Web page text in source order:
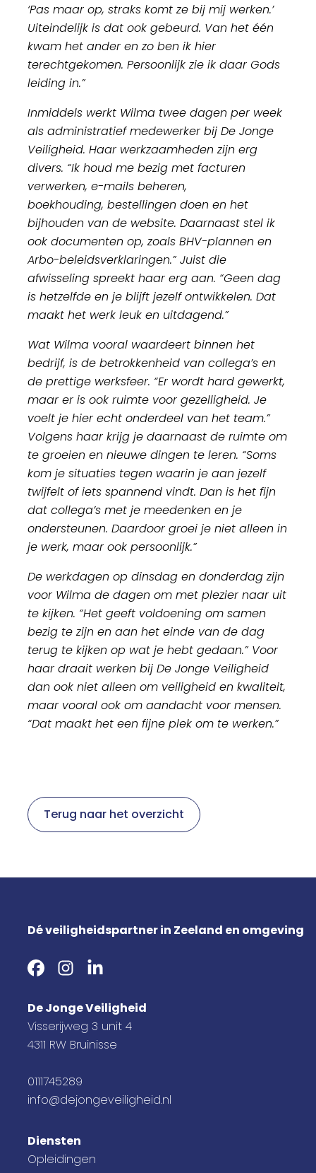
‘Pas maar op, straks komt ze bij mij werken.’
Uiteindelijk is dat ook gebeurd. Van het één
kwam het ander en zo ben ik hier
terechtgekomen. Persoonlijk zie ik daar Gods
leiding in.”
Inmiddels werkt Wilma twee dagen per week
als administratief medewerker bij De Jonge
Veiligheid. Haar werkzaamheden zijn erg
divers. “Ik houd me bezig met facturen
verwerken, e-mails beheren,
boekhouding, bestellingen doen en het
bijhouden van de website. Daarnaast stel ik
ook documenten op, zoals BHV-plannen en
Arbo-beleidsverklaringen.” Juist die
afwisseling spreekt haar erg aan. “Geen dag
is hetzelfde en je blijft jezelf ontwikkelen. Dat
maakt het werk leuk en uitdagend.”
Wat Wilma vooral waardeert binnen het
bedrijf, is de betrokkenheid van collega’s en
de prettige werksfeer. “Er wordt hard gewerkt,
maar er is ook ruimte voor gezelligheid. Je
voelt je hier echt onderdeel van het team.”
Volgens haar krijg je daarnaast de ruimte om
te groeien en nieuwe dingen te leren. “Soms
kom je situaties tegen waarin je aan jezelf
twijfelt of iets spannend vindt. Dan is het fijn
dat collega’s met je meedenken en je
ondersteunen. Daardoor groei je niet alleen in
je werk, maar ook persoonlijk.”
De werkdagen op dinsdag en donderdag zijn
voor Wilma de dagen om met plezier naar uit
te kijken. “Het geeft voldoening om samen
bezig te zijn en aan het einde van de dag
terug te kijken op wat je hebt gedaan.” Voor
haar draait werken bij De Jonge Veiligheid
dan ook niet alleen om veiligheid en kwaliteit,
maar vooral ook om aandacht voor mensen.
“Dat maakt het een fijne plek om te werken.”
Terug naar het overzicht
Dé veiligheidspartner in Zeeland en omgeving
De Jonge Veiligheid
Visserijweg 3 unit 4
4311 RW Bruinisse
0111745289
info@dejongeveiligheid.nl
Diensten
Opleidingen